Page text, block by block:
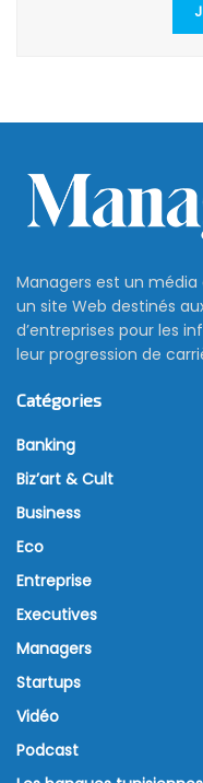
Managers est un
un site Web destinés
d’entreprises pour les
leur progression de
Catégories
Banking
Biz’art & Cult
Business
Eco
Entreprise
Executives
Managers
Startups
Vidéo
Podcast